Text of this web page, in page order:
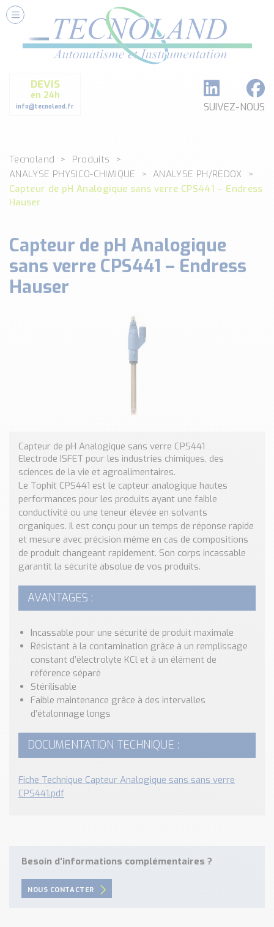
DEVIS
en 24h
info@tecnoland.fr SUIVEZ-NOUS
Nos Services
Conseils et Fourniture
Formation et Assistance
Architecture I-O Link multi fabricants
Classé par catégorie
DEBIT
DETECTION
ENREGISTREUR + ACQUISITION DE DONNEES
Voir toutes les catégories …
Classé par marque
Nos outils et simulateurs
Formulaire sonde température
Convertisseur de pression
Formulaire Débitmètre
Calculateur maintien en température
Calculateur Chauffage/Liquide/Gaz
Blog
Nos Réalisations
Conseils et Actualités
Catalogue des essentiels pour les brasseries et micro-
brasseries
Contact & Devis
Devis, Tarifs, Renseignements techniques
Tecnoland
Produits
ANALYSE PHYSICO-CHIMIQUE
ANALYSE PH/REDOX
Capteur de pH Analogique sans verre CPS441 – Endress
Hauser
Capteur de pH Analogique
sans verre CPS441 – Endress
Hauser
Capteur de pH Analogique sans verre CPS441
Electrode ISFET pour les industries chimiques, des
sciences de la vie et agroalimentaires.
Le Tophit CPS441 est le capteur analogique hautes
performances pour les produits ayant une faible
conductivité ou une teneur élevée en solvants
organiques. Il est conçu pour un temps de réponse rapide
et mesure avec précision même en cas de compositions
de produit changeant rapidement. Son corps incassable
garantit la sécurité absolue de vos produits.
AVANTAGES :
Incassable pour une sécurité de produit maximale
Résistant à la contamination grâce à un remplissage
constant d’électrolyte KCl et à un élément de
référence séparé
Stérilisable
Faible maintenance grâce à des intervalles
d’étalonnage longs
DOCUMENTATION TECHNIQUE :
Fiche Technique Capteur Analogique sans sans verre
CPS441.pdf
Besoin d'informations complémentaires ?
NOUS CONTACTER